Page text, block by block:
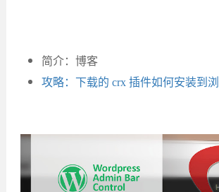
简介：博客
攻略：下载的 crx 插件如何安装到浏